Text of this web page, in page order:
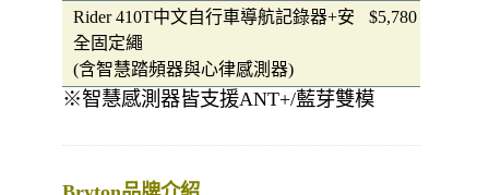
Rider 410T中文自行車導航記錄器+安
全固定繩
(含智慧踏頻器與心律感測器)
$5,780
※智慧感測器皆支援ANT+/藍芽雙模